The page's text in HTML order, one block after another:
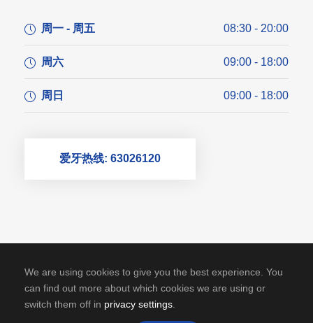
周一 - 周五 08:30 - 20:00
周六 09:00 - 18:00
周日 09:00 - 18:00
爱牙热线: 63026120
We are using cookies to give you the best experience. You
can find out more about which cookies we are using or
switch them off in privacy settings